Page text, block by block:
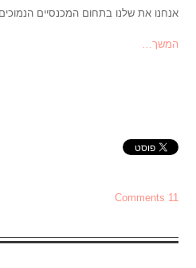
אנחנו את שלנו בתחום המכנסיים
המשך…
11 Comments